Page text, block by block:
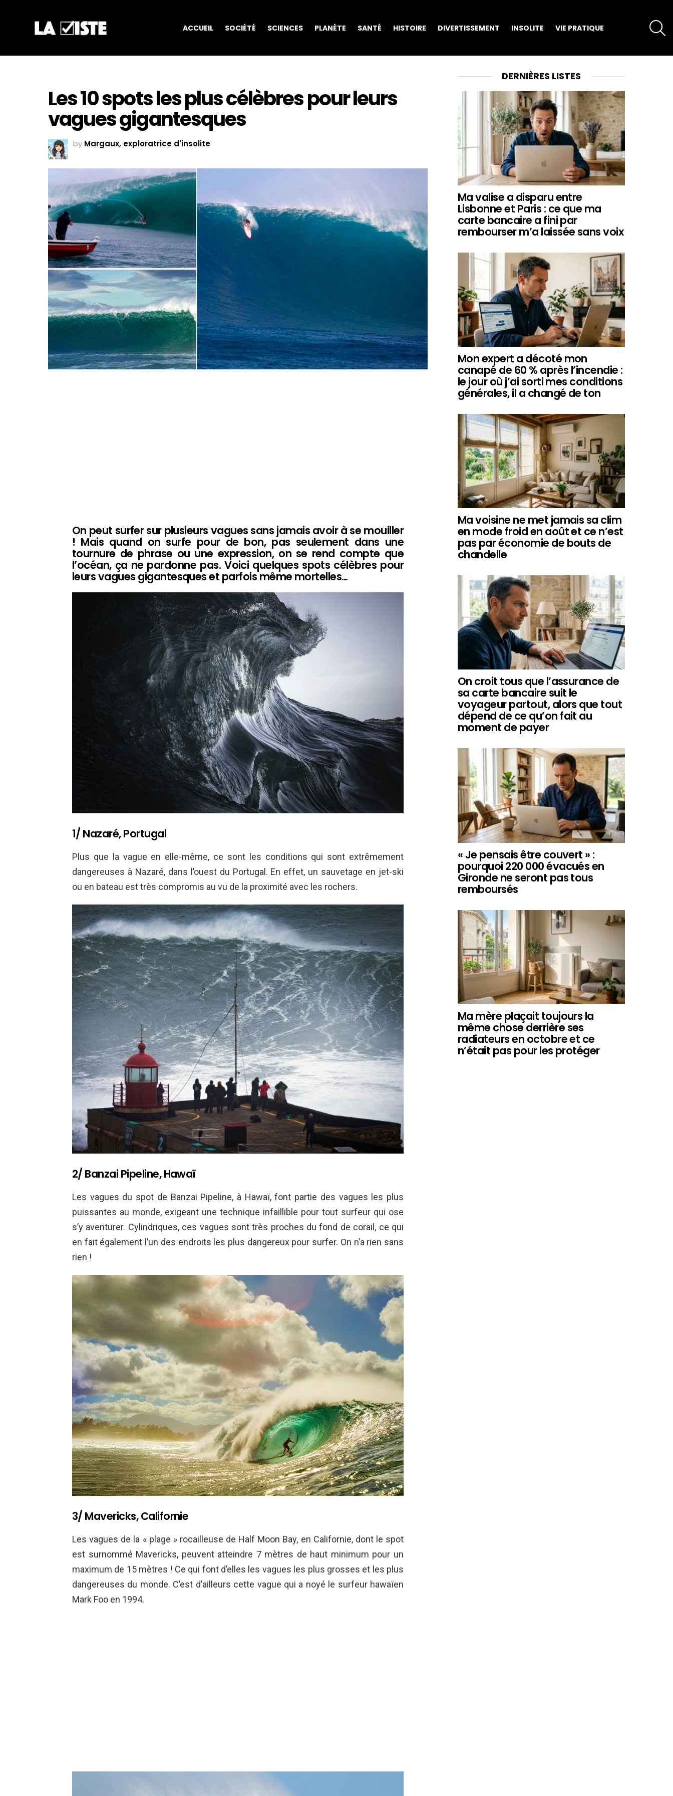
ACCUEIL SOCIÉTÉ SCIENCES PLANÈTE SANTÉ HISTOIRE DIVERTISSEMENT INSOLITE VIE PRATIQUE
Les 10 spots les plus célèbres pour leurs
vagues gigantesques
by Margaux, exploratrice d'insolite
On peut surfer sur plusieurs vagues sans jamais avoir à se mouiller
! Mais quand on surfe pour de bon, pas seulement dans une
tournure de phrase ou une expression, on se rend compte que
l’océan, ça ne pardonne pas. Voici quelques spots célèbres pour
leurs vagues gigantesques et parfois même mortelles…
1/ Nazaré, Portugal
Plus que la vague en elle-même, ce sont les conditions qui sont extrêmement
dangereuses à Nazaré, dans l’ouest du Portugal. En effet, un sauvetage en jet-ski
ou en bateau est très compromis au vu de la proximité avec les rochers.
2/ Banzai Pipeline, Hawaï
Les vagues du spot de Banzai Pipeline, à Hawaï, font partie des vagues les plus
puissantes au monde, exigeant une technique infaillible pour tout surfeur qui ose
s’y aventurer. Cylindriques, ces vagues sont très proches du fond de corail, ce qui
en fait également l’un des endroits les plus dangereux pour surfer. On n’a rien sans
rien !
3/ Mavericks, Californie
Les vagues de la « plage » rocailleuse de Half Moon Bay, en Californie, dont le spot
est surnommé Mavericks, peuvent atteindre 7 mètres de haut minimum pour un
maximum de 15 mètres ! Ce qui font d’elles les vagues les plus grosses et les plus
dangereuses du monde. C’est d’ailleurs cette vague qui a noyé le surfeur hawaïen
Mark Foo en 1994.
DERNIÈRES LISTES
Ma valise a disparu entre
Lisbonne et Paris : ce que ma
carte bancaire a fini par
rembourser m’a laissée sans voix
Mon expert a décoté mon
canapé de 60 % après l’incendie :
le jour où j’ai sorti mes conditions
générales, il a changé de ton
Ma voisine ne met jamais sa clim
en mode froid en août et ce n’est
pas par économie de bouts de
chandelle
On croit tous que l’assurance de
sa carte bancaire suit le
voyageur partout, alors que tout
dépend de ce qu’on fait au
moment de payer
« Je pensais être couvert » :
pourquoi 220 000 évacués en
Gironde ne seront pas tous
remboursés
Ma mère plaçait toujours la
même chose derrière ses
radiateurs en octobre et ce
n’était pas pour les protéger